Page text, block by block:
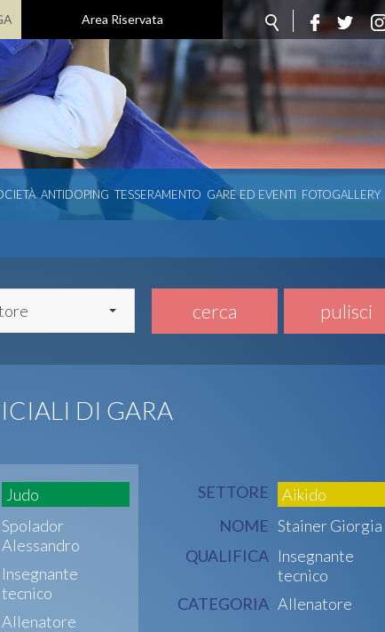
Area Riservata
ANTIDOPING TESSERAMENTO GARE ED EVENTI FOTOGALLERY
cerca pulisci
DI GARA
Judo
Spolador
Alessandro
Insegnante
tecnico
Allenatore
SETTORE
Aikido
NOME Stainer Giorgia
QUALIFICA Insegnante
tecnico
CATEGORIA Allenatore